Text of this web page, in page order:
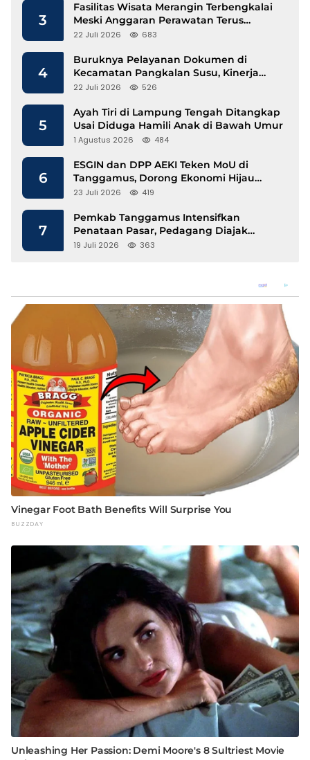
3
Fasilitas Wisata Merangin Terbengkalai
Meski Anggaran Perawatan Terus
Mengalir
22 Juli 2026 683
4
Buruknya Pelayanan Dokumen di
Kecamatan Pangkalan Susu, Kinerja
Disdukcapil Langkat Disorot
22 Juli 2026 526
5
Ayah Tiri di Lampung Tengah Ditangkap
Usai Diduga Hamili Anak di Bawah Umur
1 Agustus 2026 484
6
ESGIN dan DPP AEKI Teken MoU di
Tanggamus, Dorong Ekonomi Hijau
Berbasis Kopi dan Perdagangan Karbon
23 Juli 2026 419
7
Pemkab Tanggamus Intensifkan
Penataan Pasar, Pedagang Diajak
Tempati Pasar Modern Talang Padang
19 Juli 2026 363